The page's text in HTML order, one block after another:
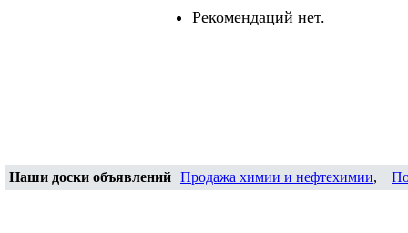
Рекомендаций нет.
Наши доски объявлений Продажа химии и нефтехимии,